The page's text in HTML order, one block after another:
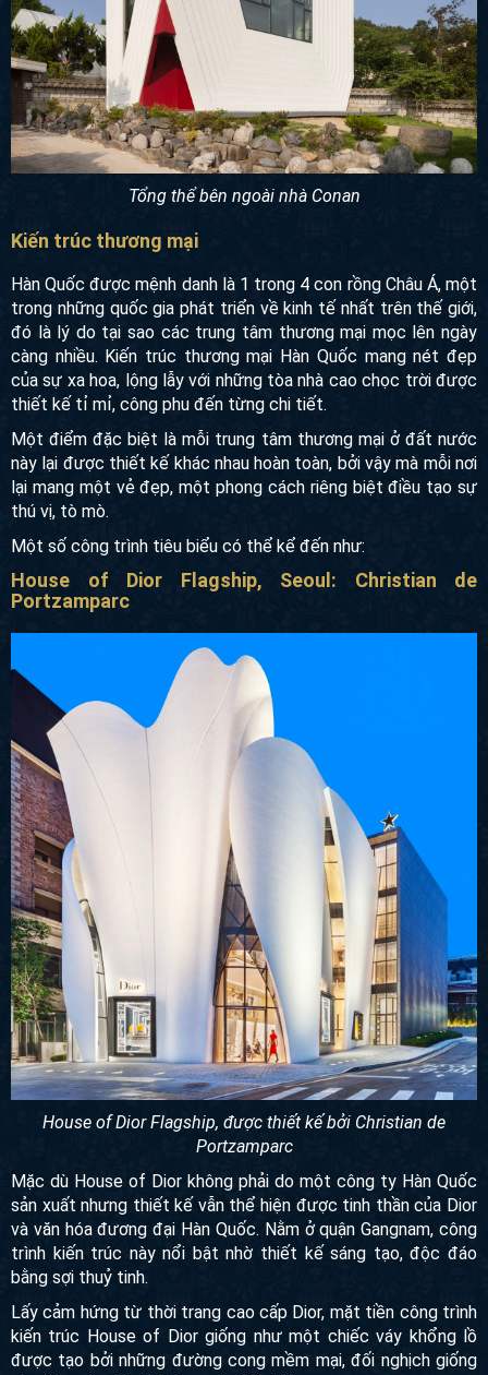
Hàn Quốc được mệnh danh là 1 trong 4 con rồng Châu Á,
một trong những quốc gia phát triển về kinh tế nhất trên thế
giới, đó là lý do tại sao các trung tâm thương mại mọc lên
ngày càng nhiều. Kiến trúc thương mại Hàn Quốc mang nét
đẹp của sự xa hoa, lộng lẫy với những tòa nhà cao chọc trời
được thiết kế tỉ mỉ, công phu đến từng chi tiết.
Một điểm đặc biệt là mỗi trung tâm thương mại ở đất nước
này lại được thiết kế khác nhau hoàn toàn, bởi vậy mà mỗi
nơi lại mang một vẻ đẹp, một phong cách riêng biệt điều tạo
sự thú vị, tò mò.
Một số công trình tiêu biểu có thể kể đến như:
House of Dior Flagship, Seoul: Christian de
House of Dior Flagship, được thiết kế bởi Christian de
Portzamparc
Mặc dù House of Dior không phải do một công ty Hàn Quốc
sản xuất nhưng thiết kế vẫn thể hiện được tinh thần của
Dior và văn hóa đương đại Hàn Quốc. Nằm ở quận
Gangnam, công trình kiến trúc này nổi bật nhờ thiết kế sáng
tạo, độc đáo bằng sợi thuỷ tinh.
Lấy cảm hứng từ thời trang cao cấp Dior, mặt tiền công trình
kiến trúc House of Dior giống như một chiếc váy khổng lồ